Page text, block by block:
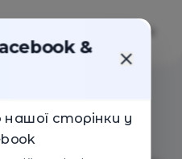
&
сторінки у